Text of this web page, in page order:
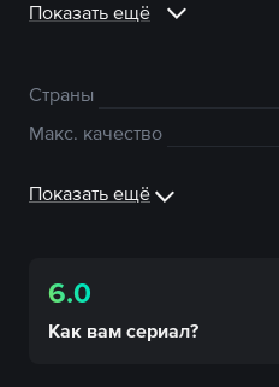
Показать ещё
Страны
Макс. качество
Показать ещё
6.0
Как вам сериал?